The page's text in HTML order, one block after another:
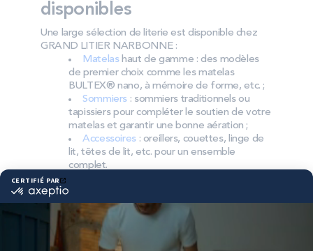
disponibles
Une large sélection de literie est disponible chez
GRAND LITIER NARBONNE :
Matelashaut de gamme : des modèles
de premier choix comme les matelas
BULTEX® nano, à mémoire de forme, etc. ;
Sommiers : sommiers traditionnels ou
tapissiers pour compléter le soutien de votre
matelas et garantir une bonne aération ;
Accessoires: oreillers, couettes, linge de
lit, têtes de lit, etc. pour un ensemble
complet.
Pourquoi choisir Bultex
comme literie ?
Bultex est l’une des marques préférées des
Français, et la plus détenue*. Un savoir‑faire